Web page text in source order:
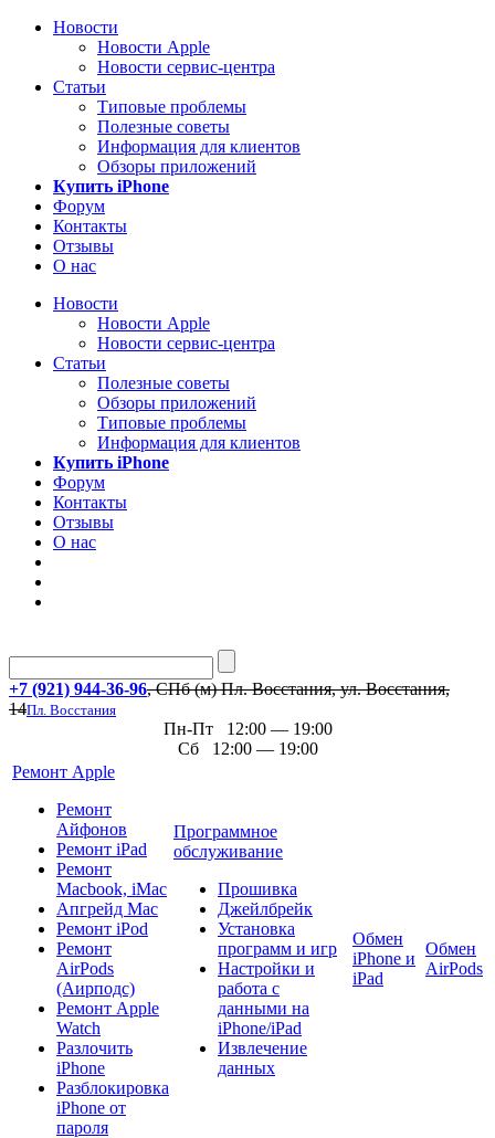
Новости
Новости Apple
Новости сервис-центра
Статьи
Типовые проблемы
Полезные советы
Информация для клиентов
Обзоры приложений
Купить iPhone
Форум
Контакты
Отзывы
О нас
Новости
Новости Apple
Новости сервис-центра
Статьи
Полезные советы
Обзоры приложений
Типовые проблемы
Информация для клиентов
Купить iPhone
Форум
Контакты
Отзывы
О нас
+7 (921) 944-36-96, СПб (м) Пл. Восстания, ул. Восстания,
14Пл. Восстания
Пн-Пт 12:00 — 19:00
Сб 12:00 — 19:00
Ремонт Apple
Ремонт
Айфонов
Ремонт iPad
Ремонт
Macbook, iMac
Апгрейд Mac
Ремонт iPod
Ремонт
AirPods
(Аирподс)
Ремонт Apple
Watch
Разлочить
iPhone
Разблокировка
iPhone от
пароля
Программное
обслуживание
Прошивка
Джейлбрейк
Установка
программ и игр
Настройки и
работа с
данными на
iPhone/iPad
Извлечение
данных
Обмен
iPhone и
iPad
Обмен
AirPods